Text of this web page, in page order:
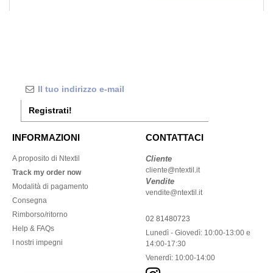
Registrati!
INFORMAZIONI
A proposito di Ntextil
Track my order now
Modalità di pagamento
Consegna
Rimborso/ritorno
Help & FAQs
I nostri impegni
CONTATTACI
Cliente
cliente@ntextil.it
Vendite
vendite@ntextil.it
02 81480723
Lunedì - Giovedì: 10:00-13:00 e
14:00-17:30
Venerdì: 10:00-14:00